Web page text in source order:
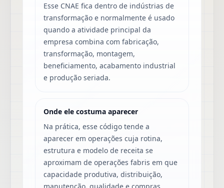
Esse CNAE fica dentro de indústrias de
transformação e normalmente é usado
quando a atividade principal da
empresa combina com fabricação,
transformação, montagem,
beneficiamento, acabamento industrial
e produção seriada.
Onde ele costuma aparecer
Na prática, esse código tende a
aparecer em operações cuja rotina,
estrutura e modelo de receita se
aproximam de operações fabris em que
capacidade produtiva, distribuição,